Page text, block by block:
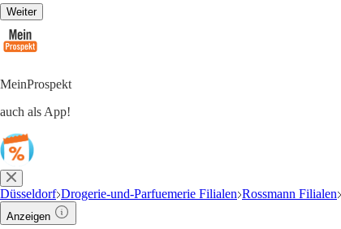
Weiter
MeinProspekt
auch als App!
Düsseldorf Drogerie-und-Parfuemerie Filialen Rossmann Filialen
Anzeigen